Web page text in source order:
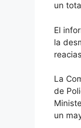
un
El
la
La
de
un